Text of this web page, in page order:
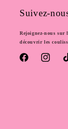
Suivez-
Rejoignez-nous sur
découvrir les
FacebookInstagram